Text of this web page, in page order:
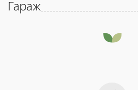
Гараж